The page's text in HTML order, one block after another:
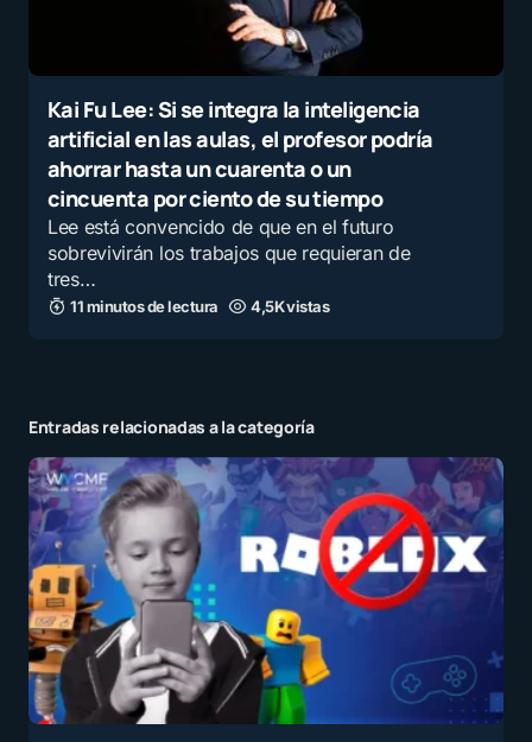
Kai Fu Lee: Si se integra la inteligencia
artificial en las aulas, el profesor podría
ahorrar hasta un cuarenta o un
cincuenta por ciento de su tiempo
Lee está convencido de que en el futuro
sobrevivirán los trabajos que requieran de
tres…
11 minutos de lectura 4,5K vistas
Entradas relacionadas a la categoría